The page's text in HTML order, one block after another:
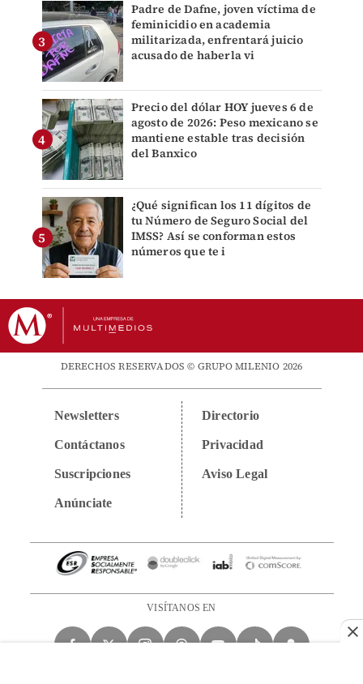
Padre de Dafne, joven víctima de
feminicidio en academia
militarizada, enfrentará juicio
acusado de haberla vi
Precio del dólar HOY jueves 6 de
agosto de 2026: Peso mexicano se
mantiene estable tras decisión
del Banxico
¿Qué significan los 11 dígitos de
tu Número de Seguro Social del
IMSS? Así se conforman estos
números que te i
DERECHOS RESERVADOS © GRUPO MILENIO 2026
Newsletters
Contáctanos
Suscripciones
Anúnciate
Directorio
Privacidad
Aviso Legal
VISÍTANOS EN